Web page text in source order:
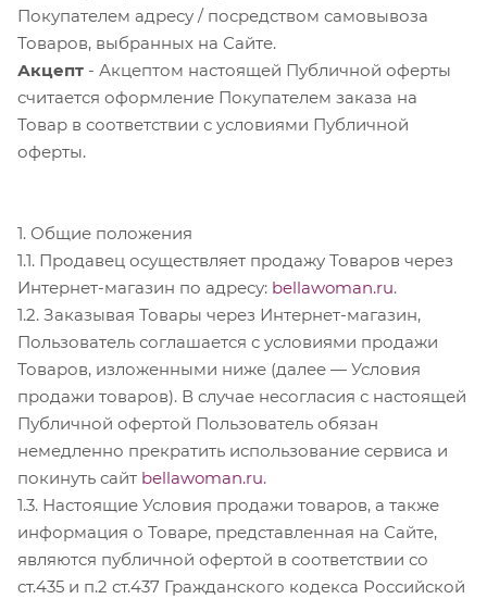
Покупателем адресу / посредством самовывоза
Товаров, выбранных на Сайте.
Акцепт - Акцептом настоящей Публичной оферты
считается оформление Покупателем заказа на
Товар в соответствии с условиями Публичной
оферты.
1. Общие положения
1.1. Продавец осуществляет продажу Товаров через
Интернет-магазин по адресу: bellawoman.ru.
1.2. Заказывая Товары через Интернет-магазин,
Пользователь соглашается с условиями продажи
Товаров, изложенными ниже (далее — Условия
продажи товаров). В случае несогласия с настоящей
Публичной офертой Пользователь обязан
немедленно прекратить использование сервиса и
покинуть сайт bellawoman.ru.
1.3. Настоящие Условия продажи товаров, а также
информация о Товаре, представленная на Сайте,
являются публичной офертой в соответствии со
ст.435 и п.2 ст.437 Гражданского кодекса Российской